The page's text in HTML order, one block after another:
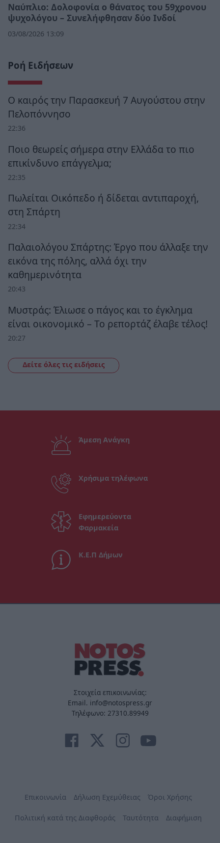
Ναύπλιο: Δολοφονία ο θάνατος του 59χρονου
ψυχολόγου – Συνελήφθησαν δύο Ινδοί
03/08/2026 13:09
Ροή Ειδήσεων
Ο καιρός την Παρασκευή 7 Αυγούστου στην
Πελοπόννησο
22:36
Ποιο θεωρείς σήμερα στην Ελλάδα το πιο
επικίνδυνο επάγγελμα;
22:35
Πωλείται Οικόπεδο ή δίδεται αντιπαροχή,
στη Σπάρτη
22:34
Παλαιολόγου Σπάρτης: Έργο που άλλαξε την
εικόνα της πόλης, αλλά όχι την
καθημερινότητα
20:43
Μυστράς: Έλιωσε ο πάγος και το έγκλημα
είναι οικονομικό – Το ρεπορτάζ έλαβε τέλος!
20:27
Δείτε όλες τις ειδήσεις
Άμεση Ανάγκη
Χρήσιμα τηλέφωνα
Εφημερεύοντα
Φαρμακεία
Κ.Ε.Π Δήμων
Στοιχεία επικοινωνίας:
Email. info@notospress.gr
Τηλέφωνο: 27310.89949
Επικοινωνία Δήλωση Εχεμύθειας Όροι Χρήσης
Πολιτική κατά της Διαφθοράς Ταυτότητα Διαφήμιση